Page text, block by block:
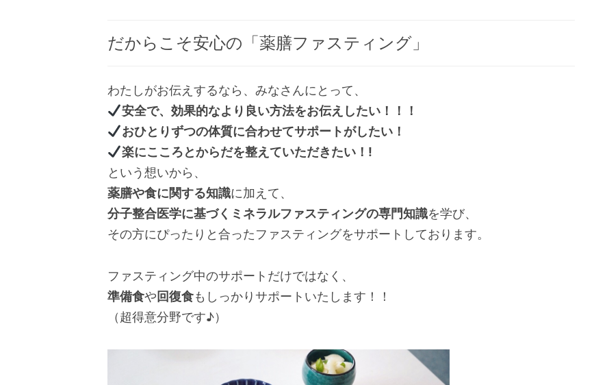
だからこそ安心の「薬膳ファスティング」
わたしがお伝えするなら、みなさんにとって、
安全で、効果的なより良い方法をお伝えしたい！！！
おひとりずつの体質に合わせてサポートがしたい！
楽にこころとからだを整えていただきたい！!
という想いから、
薬膳や食に関する知識に加えて、
分子整合医学に基づくミネラルファスティングの専門知識を学び、
その方にぴったりと合ったファスティングをサポートしております。
ファスティング中のサポートだけではなく、
準備食や回復食もしっかりサポートいたします！！
（超得意分野です♪）